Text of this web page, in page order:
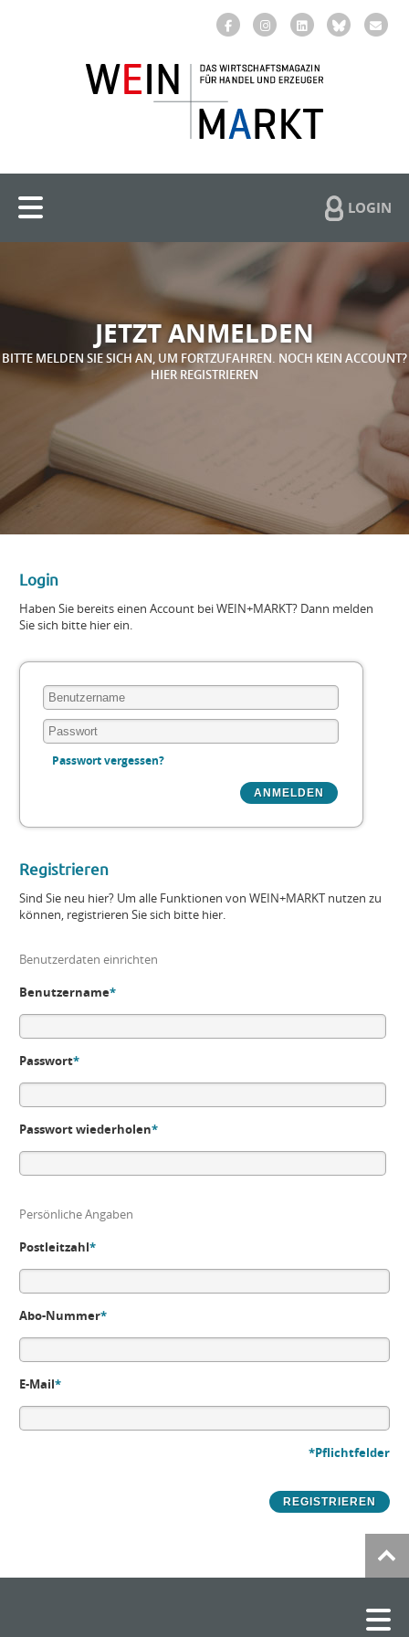
LOGIN
JETZT ANMELDEN
BITTE MELDEN SIE SICH AN, UM FORTZUFAHREN. NOCH KEIN ACCOUNT?
HIER REGISTRIEREN
Login
Haben Sie bereits einen Account bei WEIN+MARKT? Dann melden
Sie sich bitte hier ein.
Passwort vergessen?
Registrieren
Sind Sie neu hier? Um alle Funktionen von WEIN+MARKT nutzen zu
können, registrieren Sie sich bitte hier.
Benutzerdaten einrichten
Benutzername*
Passwort*
Passwort wiederholen*
Persönliche Angaben
Postleitzahl*
Abo-Nummer*
E-Mail*
*Pflichtfelder